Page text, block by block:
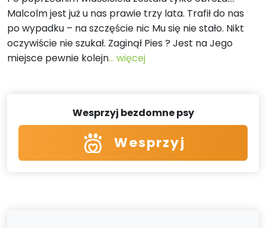
Malcolm jest już u nas prawie trzy lata. Trafił do nas
po wypadku – na szczęście nic Mu się nie stało. Nikt
oczywiście nie szukał. Zaginął Pies ? Jest na Jego
miejsce pewnie kolejn... więcej
Wesprzyj bezdomne psy
Wesprzyj